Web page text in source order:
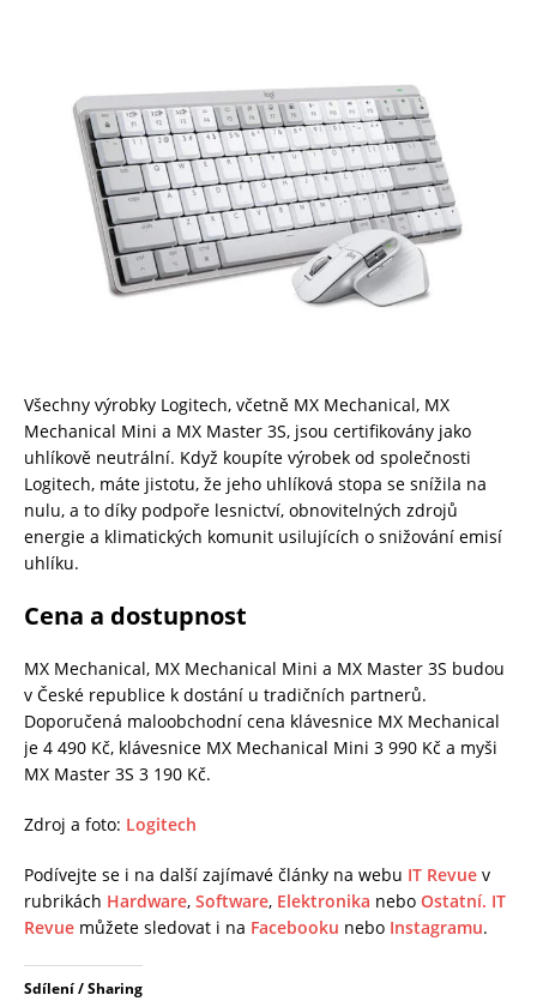
Všechny výrobky Logitech, včetně MX Mechanical, MX
Mechanical Mini a MX Master 3S, jsou certifikovány jako
uhlíkově neutrální. Když koupíte výrobek od společnosti
Logitech, máte jistotu, že jeho uhlíková stopa se snížila na
nulu, a to díky podpoře lesnictví, obnovitelných zdrojů
energie a klimatických komunit usilujících o snižování emisí
uhlíku.
Cena a dostupnost
MX Mechanical, MX Mechanical Mini a MX Master 3S budou
v České republice k dostání u tradičních partnerů.
Doporučená maloobchodní cena klávesnice MX Mechanical
je 4 490 Kč, klávesnice MX Mechanical Mini 3 990 Kč a myši
MX Master 3S 3 190 Kč.
Zdroj a foto: Logitech
Podívejte se i na další zajímavé články na webu IT Revue v
rubrikách Hardware, Software, Elektronika nebo Ostatní. IT
Revue můžete sledovat i na Facebooku nebo Instagramu.
Sdílení / Sharing